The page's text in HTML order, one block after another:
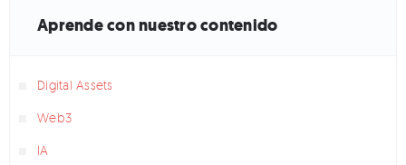
Aprende con nuestro contenido
Digital Assets
Web3
IA